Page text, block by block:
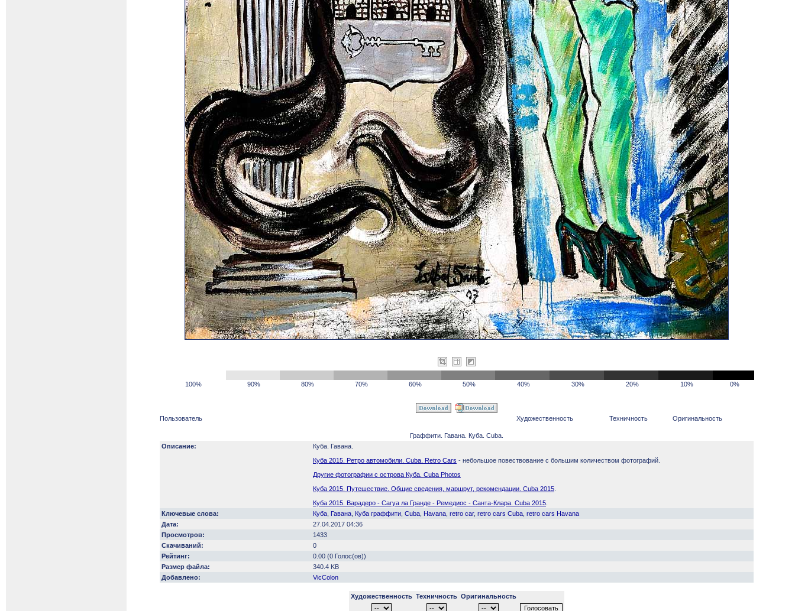
100% 90% 80% 70% 60% 50% 40% 30% 20% 10% 0%
Пользователь Художественность Техничность Оригинальность
Граффити. Гавана. Куба. Cuba.
Описание:
Куба. Гавана.
Куба 2015. Ретро автомобили. Cuba. Retro Cars - небольшое повествование с большим количеством фотографий.
Другие фотографии с острова Куба. Cuba Photos
Куба 2015. Путешествие. Общие сведения, маршрут, рекомендации. Cuba 2015
Куба 2015. Варадеро - Сагуа ла Гранде - Ремедиос - Санта-Клара. Cuba 2015
Ключевые слова:
Куба Гавана Куба граффити Cuba Havana retro car, retro cars Cuba retro cars Havana
Дата:
27.04.2017 04:36
Просмотров:
1433
Скачиваний:
0
Рейтинг:
0.00 (0 Голос(ов))
Размер файла:
340.4 KB
Добавлено:
VicColon
Художественность Техничность Оригинальность